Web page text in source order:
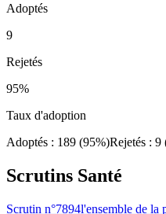
Adoptés
9
Rejetés
95%
Taux d'adoption
Adoptés : 189 (95%)Rejetés : 9
Scrutins Santé
Scrutin n°7894l'ensemble de la